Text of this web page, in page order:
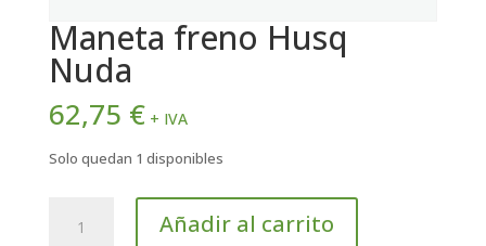
Maneta freno Husq
Nuda
62,75 € + IVA
Solo quedan 1 disponibles
freno
Añadir al carrito